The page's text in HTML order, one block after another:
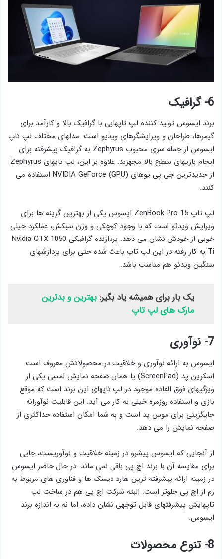
6- گرافیک
برند ایسوس تولید کننده لپ تاپهایی با گرافیک بالا و کارآمد برای
گیمرها، طراحان و ویرایشگرهای ویدیو است. مدلهای مختلف لپ تاپ
ایسوس از جمله سری محبوب Zephyrus به گرافیک پیشرفته برای
انجام بازیهای سطح بالا مجهزند. علاوه بر این، لپ تاپهای Zephyrus
از جدیدترین جی پی یوهای (GPU) NVIDIA GeForce استفاده می
کنند.
لپ تاپ ZenBook Pro 15 ایسوس یکی از بهترین گزینه ها برای
ویرایش ویدئو است که با وجود کوچکی و وزن سبکش، عملکرد خیلی
خوبی از خودش نشان می دهد. پردازنده گرافیکی Nvidia GTX 1050
Ti به کار رفته در این لپ تاپ باعث شده حتی برای پردازشهای
سنگین ویدئو هم مناسب باشد.
یک بار برای همیشه یاد بگیر: بهترین و بدترین
مارک های لپ تاپ
7- نوآوری
ایسوس به ارائه نوآوری و خلاقیت در محصولاتش معروف است.
اسکرین پد (ScreenPad) یا همان صفحه نمایش لمسی یکی از
ویژگیهای فوق العاده موجود در لپ تاپهای این برند است که موقع
بازی و استفاده روزمره خیلی به کار می آید. این قابلیت نوآورانه
جایگزینی برای موس پد است و به شما امکان استفاده حداکثری از
صفحه نمایش را می دهد.
از آنجایی که ایسوس پیشرو در زمینه خلاقیت و نوآوریست، جایی
برای مقایسه آن با برند اچ پی باقی نمی ماند. در حال حاضر ایسوس
در زمینه ارائه پیشرفته ترین هارد دیسک ها و فناوری های مربوط به
رم از اچ پی جلوتر است. البته شرکت اچ پی هم در ساخت لپ
تاپهایش پیشرفتهای قابل توجهی نشان داده، اما نه به اندازه برند
ایسوس.
8- تنوع محصولات